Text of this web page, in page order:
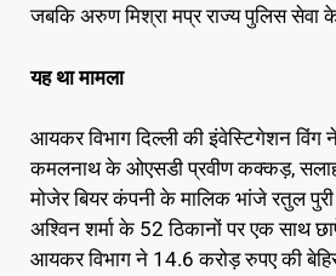
जबकि अरुण मिश्रा मप्र राज्य पुलिस सेवा
यह था मामला
आयकर विभाग दिल्ली की इंवेस्टिगेशन विंग
कमलनाथ के ओएसडी प्रवीण कक्कड़,
मोजेर बियर कंपनी के मालिक भांजे रतुल
अश्विन शर्मा के 52 ठिकानों पर एक साथ
आयकर विभाग ने 14.6 करोड़ रुपए की